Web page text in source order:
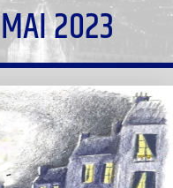
2023